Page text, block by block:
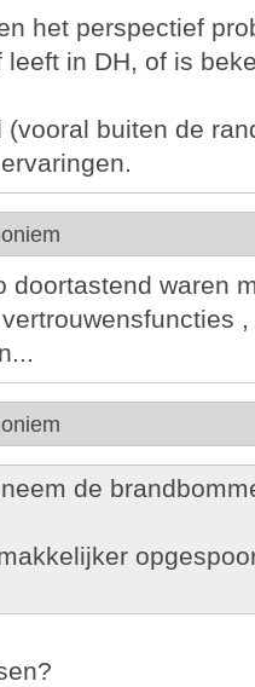
het perspectief
leeft in DH, of is
buiten de
doortastend waren
de